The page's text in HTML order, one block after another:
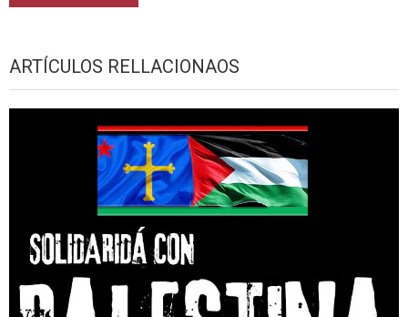
ARTÍCULOS RELLACIONAOS